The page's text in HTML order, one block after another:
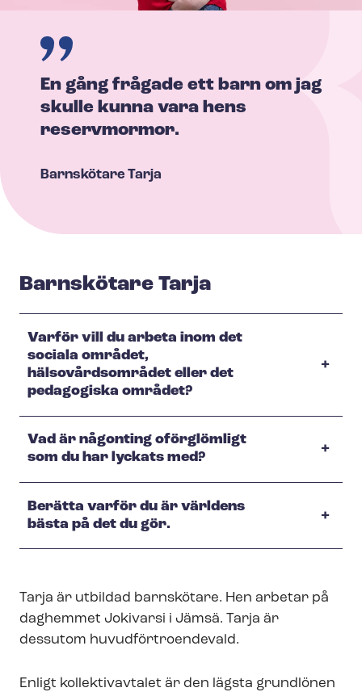
En gång frågade ett barn om jag
skulle kunna vara hens
reservmormor.
Barnskötare Tarja
Barnskötare Tarja
Varför vill du arbeta inom det
sociala området,
hälsovårdsområdet eller det
pedagogiska området?
Vad är någonting oförglömligt
som du har lyckats med?
Berätta varför du är världens
bästa på det du gör.
Tarja är utbildad barnskötare. Hen arbetar på
daghemmet Jokivarsi i Jämsä. Tarja är
dessutom hu­vud­för­tro­en­de­vald.
Enligt kollektivavtalet är den lägsta grundlönen